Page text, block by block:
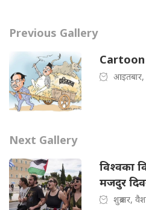
Previous Gallery
Cartoon
आइतबार,
Next Gallery
विश्वका
मजदुर
शुक्रबार,